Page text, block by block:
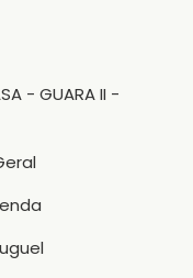
- GUARA II -